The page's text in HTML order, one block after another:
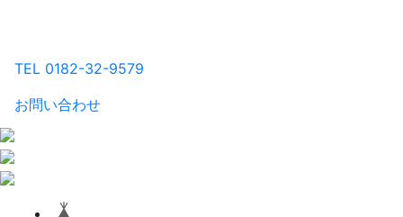
TEL 0182-32-9579
お問い合わせ